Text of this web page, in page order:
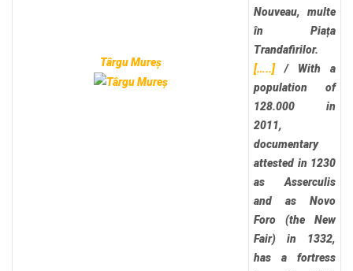
Târgu Mureș
Nouveau, multe
în Piața
Trandafirilor.
[…..] / With a
population of
128.000 in
2011,
documentary
attested in 1230
as Asserculis
and as Novo
Foro (the New
Fair) in 1332,
has a fortress